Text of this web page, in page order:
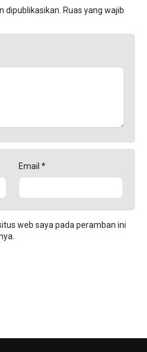
dipublikasikan. Ruas yang wajib
Email *
web saya pada peramban ini